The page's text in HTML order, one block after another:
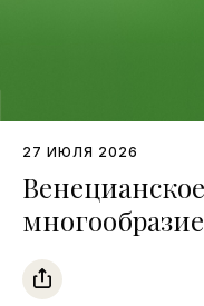
27 ИЮЛЯ 2026
коллекциях
искусства